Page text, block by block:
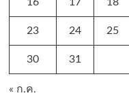
23 24 25
30 31
« ก.ค.